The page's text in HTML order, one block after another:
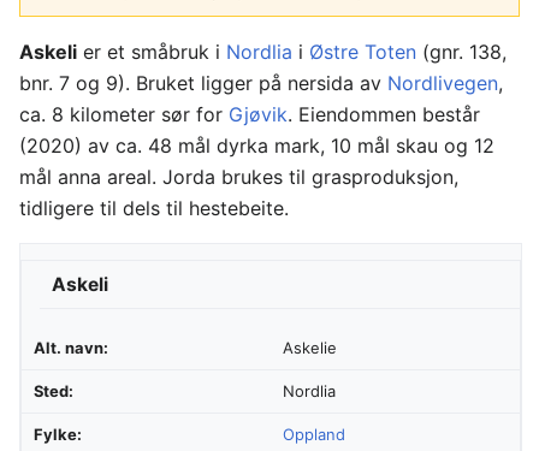
Askeli er et småbruk i Nordlia i Østre Toten (gnr. 138,
bnr. 7 og 9). Bruket ligger på nersida av Nordlivegen,
ca. 8 kilometer sør for Gjøvik. Eiendommen består
(2020) av ca. 48 mål dyrka mark, 10 mål skau og 12
mål anna areal. Jorda brukes til grasproduksjon,
tidligere til dels til hestebeite.
Askeli
Alt. navn: Askelie
Sted: Nordlia
Fylke: Oppland